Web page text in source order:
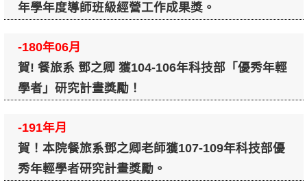
年學年度導師班級經營工作成果獎。
-180年06月
賀! 餐旅系 鄧之卿 獲104-106年科技部「優秀年輕
學者」研究計畫獎勵！
-191年月
賀！本院餐旅系鄧之卿老師獲107-109年科技部優
秀年輕學者研究計畫獎勵。